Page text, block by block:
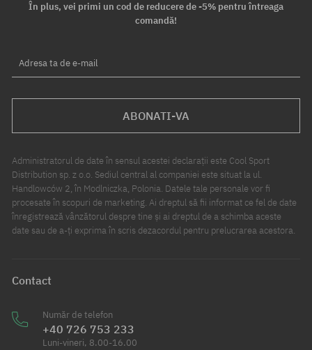
În plus, vei primi un cod de reducere de -5% pentru întreaga
comandă!
Adresa ta de e-mail
ABONATI-VA
Administratorul de date în sensul acestei declarații este Cool Sport
Distribution sp. z o.o. Sediul central al companiei este situat la ul.
Handlowców 2, în Modlniczka, Polonia. Datele tale personale vor fi
procesate în scopuri de marketing. Ai dreptul să fii informat ce fel de date
înregistrează vânzătorul despre tine și ai dreptul de a schimba aceste
date sau de a-ți exprima în scris dezacordul pentru prelucrarea acestora.
Contact
Număr de telefon
+40 726 753 233
Luni-vineri, 8.00-16.00